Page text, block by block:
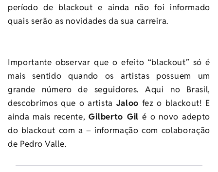
período de blackout e ainda não foi informado
quais serão as novidades da sua carreira.
Importante observar que o efeito “blackout” só é
mais sentido quando os artistas possuem um
grande número de seguidores. Aqui no Brasil,
descobrimos que o artista Jaloo fez o blackout! E
ainda mais recente,Gilberto Gil é o novo adepto
do blackout com a – informação com colaboração
de Pedro Valle.